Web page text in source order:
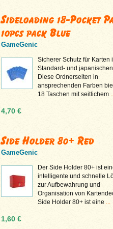
Sideloading 18-Pocket
10pcs pack Blue
GameGenic
Sicherer Schutz für Karten
Standard- und
Diese Ordnerseiten in
ansprechenden Farben
18 Taschen mit seitlichem
4,70 €
Side Holder 80+ Red
GameGenic
Der Side Holder 80+ ist
intelligente und schnelle
zur Aufbewahrung und
Organisation von
Side Holder 80+ ist eine ...
1,60 €